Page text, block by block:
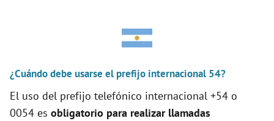
y
V
i
¿Cuándo debe usarse el prefijo internacional 54?
El uso del prefijo telefónico internacional +54 o
0054 es obligatorio para realizar llamadas